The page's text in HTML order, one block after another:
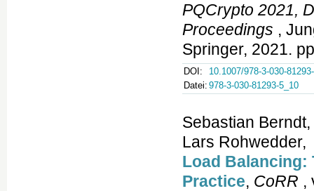
PQCrypto 2021,
Proceedings ,
Springer, 2021.
DOI:
10.1007/978-3-030-
Datei: 978-3-030-81293-5_10
Sebastian
Lars Rohwedder,
Load Balancing:
Practice, CoRR ,